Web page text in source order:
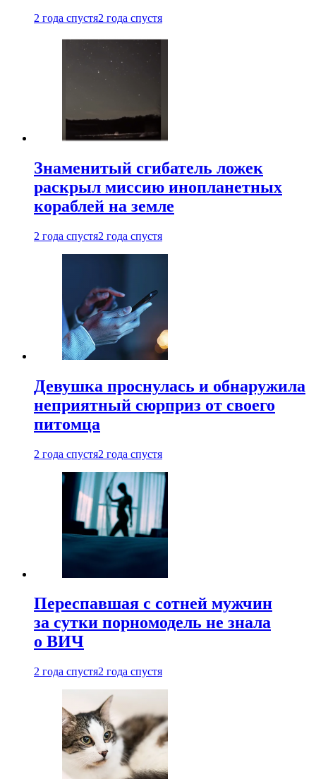
2 года спустя2 года спустя
Знаменитый сгибатель ложек
раскрыл миссию инопланетных
кораблей на земле
2 года спустя2 года спустя
Девушка проснулась и обнаружила
неприятный сюрприз от своего
питомца
2 года спустя2 года спустя
Переспавшая с сотней мужчин
за сутки порномодель не знала
о ВИЧ
2 года спустя2 года спустя